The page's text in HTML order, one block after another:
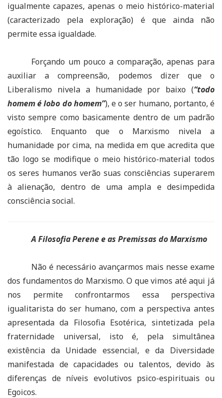
igualmente capazes, apenas o meio histórico-material
(caracterizado pela exploração) é que ainda não
permite essa igualdade.
Forçando um pouco a comparação, apenas para
auxiliar a compreensão, podemos dizer que o
Liberalismo nivela a humanidade por baixo (“todo
homem é lobo do homem”), e o ser humano, portanto, é
visto sempre como basicamente dentro de um padrão
egoístico. Enquanto que o Marxismo nivela a
humanidade por cima, na medida em que acredita que
tão logo se modifique o meio histórico-material todos
os seres humanos verão suas consciências superarem
à alienação, dentro de uma ampla e desimpedida
consciência social.
A Filosofia Perene e as Premissas do Marxismo
Não é necessário avançarmos mais nesse exame
dos fundamentos do Marxismo. O que vimos até aqui já
nos permite confrontarmos essa perspectiva
igualitarista do ser humano, com a perspectiva antes
apresentada da Filosofia Esotérica, sintetizada pela
fraternidade universal, isto é, pela simultânea
existência da Unidade essencial, e da Diversidade
manifestada de capacidades ou talentos, devido às
diferenças de níveis evolutivos psico-espirituais ou
Egoicos.